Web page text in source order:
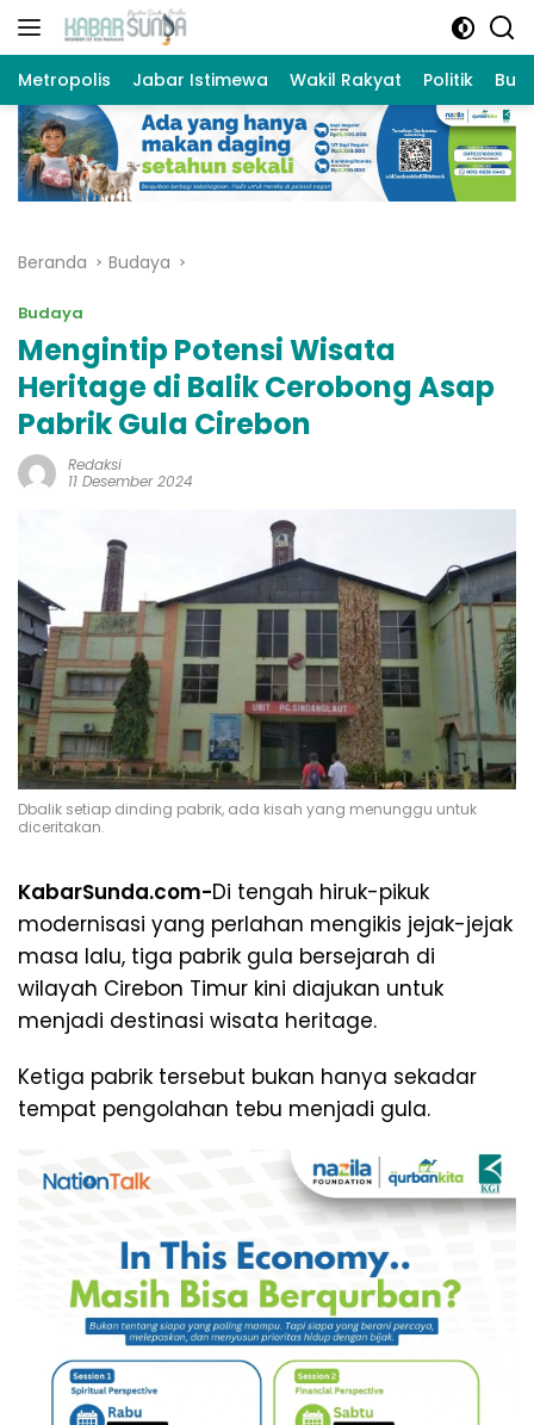
Langsung
Metropolis Jabar Istimewa Wakil Rakyat Politik
Beranda Budaya
Budaya
Mengintip Potensi Wisata
Heritage di Balik Cerobong Asap
Pabrik Gula Cirebon
Redaksi
11 Desember 2024
Dbalik setiap dinding pabrik, ada kisah yang menunggu untuk
diceritakan.
KabarSunda.com-Di tengah hiruk-pikuk
modernisasi yang perlahan mengikis jejak-jejak
masa lalu, tiga pabrik gula bersejarah di
wilayah Cirebon Timur kini diajukan untuk
menjadi destinasi wisata heritage.
Ketiga pabrik tersebut bukan hanya sekadar
tempat pengolahan tebu menjadi gula.